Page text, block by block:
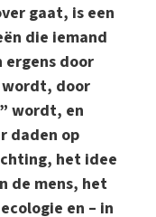
gaat, is een
die iemand
ergens door
wordt, door
wordt, en
daden op
het idee
de mens, het
en – in